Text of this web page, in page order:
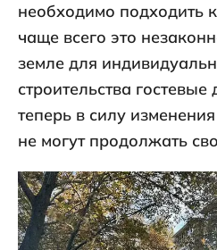
необходимо подходить
чаще всего это
земле для
строительства
теперь в силу
не могут продолжать